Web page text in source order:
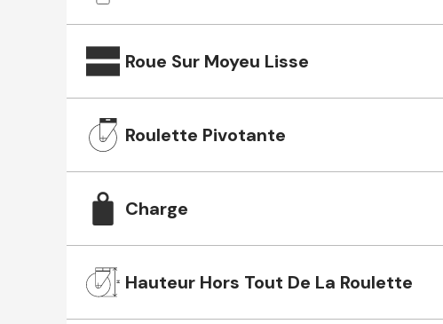
Roue Sur Moyeu Lisse
Roulette Pivotante
Charge
Hauteur Hors Tout De La Roulette